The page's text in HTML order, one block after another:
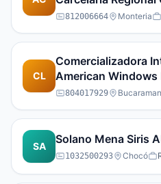
812006664 Monteria
CL
Comercializadora
American Windows
Export C.I. Limitada
804017929
SA
Solano Mena Siris
1032500293 Chocó